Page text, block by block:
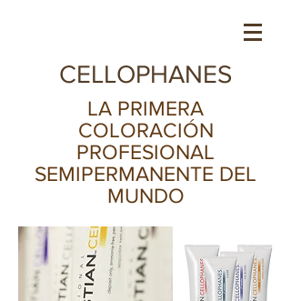
CELLOPHANES
LA PRIMERA
COLORACIÓN
PROFESIONAL
SEMIPERMANENTE DEL
MUNDO